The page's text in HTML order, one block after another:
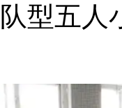
五人小
。